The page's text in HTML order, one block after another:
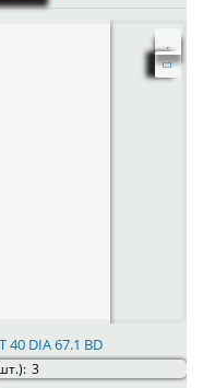
40 DIA 67.1 BD
3